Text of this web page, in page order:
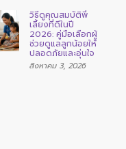
วิธีดูคุณสมบัติพี่
เลี้ยงที่ดีในปี
2026: คู่มือเลือกผู้
ช่วยดูแลลูกน้อยให้
ปลอดภัยและอุ่นใจ
สิงหาคม 3, 2026